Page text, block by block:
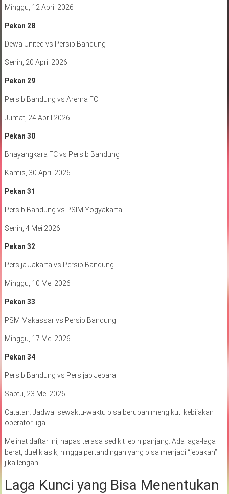
Minggu, 12 April 2026
Pekan 28
Dewa United vs Persib Bandung
Senin, 20 April 2026
Pekan 29
Persib Bandung vs Arema FC
Jumat, 24 April 2026
Pekan 30
Bhayangkara FC vs Persib Bandung
Kamis, 30 April 2026
Pekan 31
Persib Bandung vs PSIM Yogyakarta
Senin, 4 Mei 2026
Pekan 32
Persija Jakarta vs Persib Bandung
Minggu, 10 Mei 2026
Pekan 33
PSM Makassar vs Persib Bandung
Minggu, 17 Mei 2026
Pekan 34
Persib Bandung vs Persijap Jepara
Sabtu, 23 Mei 2026
Catatan: Jadwal sewaktu-waktu bisa berubah mengikuti kebijakan
operator liga.
Melihat daftar ini, napas terasa sedikit lebih panjang. Ada laga-laga
berat, duel klasik, hingga pertandingan yang bisa menjadi “jebakan”
jika lengah.
Laga Kunci yang Bisa Menentukan